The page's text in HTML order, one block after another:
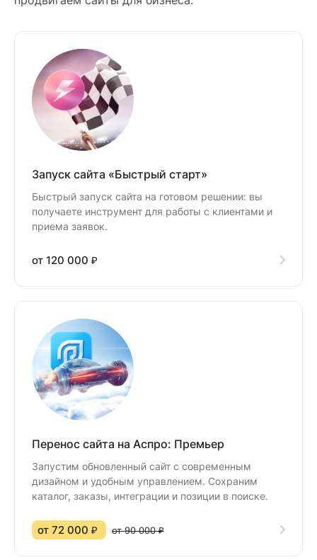
Запуск сайта «Быстрый старт»
Быстрый запуск сайта на готовом решении: вы
получаете инструмент для работы с клиентами и
приема заявок.
от 120 000 ₽
Перенос сайта на Аспро: Премьер
Запустим обновленный сайт с современным
дизайном и удобным управлением. Сохраним
каталог, заказы, интеграции и позиции в поиске.
от 72 000 ₽ от 90 000 ₽